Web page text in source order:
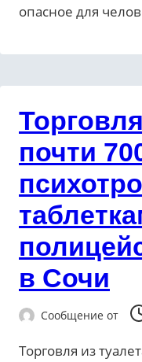
опасное для
почти
в Сочи
Сообщение от
Торговля из